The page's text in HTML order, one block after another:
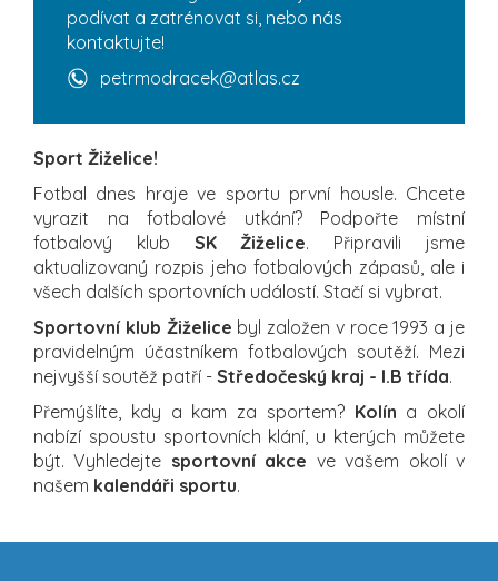
podívat a zatrénovat si, nebo nás
kontaktujte!
petrmodracek@atlas.cz
Sport Žiželice!
Fotbal dnes hraje ve sportu první housle. Chcete
vyrazit na fotbalové utkání? Podpořte místní
fotbalový klub SK Žiželice. Připravili jsme
aktualizovaný rozpis jeho fotbalových zápasů, ale i
všech dalších sportovních událostí. Stačí si vybrat.
Sportovní klub Žiželice byl založen v roce 1993 a je
pravidelným účastníkem fotbalových soutěží. Mezi
nejvyšší soutěž patří - Středočeský kraj - I.B třída.
Přemýšlíte, kdy a kam za sportem? Kolín a okolí
nabízí spoustu sportovních klání, u kterých můžete
být. Vyhledejte sportovní akce ve vašem okolí v
našem kalendáři sportu.